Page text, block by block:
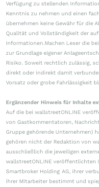
Verfügung zu stellenden
Kenntnis zu nehmen und einen
übernehmen keine Gewähr für die
Qualität und Vollständigkeit der
Informationen.Machen Leser die
zur Grundlage eigener
Risiko. Soweit rechtlich zulässig,
direkt oder indirekt damit
Vorsatz oder grobe Fahrlässigkeit
Ergänzender Hinweis für Inhalte
Auf die bei wallstreetONLINE
von Gastkommentatoren,
Gruppe gehörende Unternehmen)
gehören nicht der Redaktion von
ausschließlich die jeweiligen
wallstreetONLINE veröffentlichten
Smartbroker Holding AG, ihrer
ihrer Mitarbeiter bestimmt und